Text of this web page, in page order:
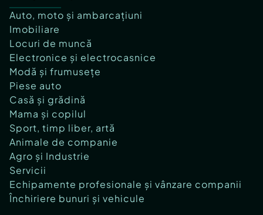
Auto, moto și ambarcațiuni
Imobiliare
Locuri de muncă
Electronice și electrocasnice
Modă și frumusețe
Piese auto
Casă și grădină
Mama și copilul
Sport, timp liber, artă
Animale de companie
Agro și Industrie
Servicii
Echipamente profesionale și vânzare companii
Închiriere bunuri și vehicule